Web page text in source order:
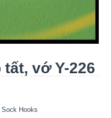
vớ Y-226
Hooks